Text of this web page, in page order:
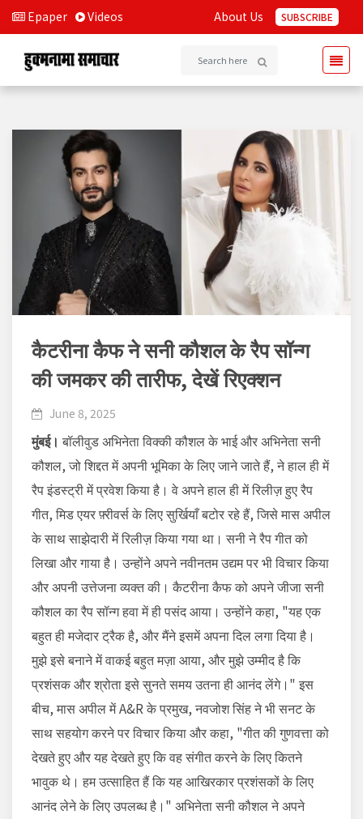
Epaper Videos About Us SUBSCRIBE
कैटरीना कैफ ने सनी कौशल के रैप सॉन्ग
की जमकर की तारीफ, देखें रिएक्शन
June 8, 2025
मुंबई। बॉलीवुड अभिनेता विक्की कौशल के भाई और अभिनेता सनी
कौशल, जो शिद्दत में अपनी भूमिका के लिए जाने जाते हैं, ने हाल ही में
रैप इंडस्ट्री में प्रवेश किया है। वे अपने हाल ही में रिलीज़ हुए रैप
गीत, मिड एयर फ़्रीवर्स के लिए सुर्खियाँ बटोर रहे हैं, जिसे मास अपील
के साथ साझेदारी में रिलीज़ किया गया था। सनी ने रैप गीत को
लिखा और गाया है। उन्होंने अपने नवीनतम उद्यम पर भी विचार किया
और अपनी उत्तेजना व्यक्त की। कैटरीना कैफ को अपने जीजा सनी
कौशल का रैप सॉन्ग हवा में ही पसंद आया। उन्होंने कहा, "यह एक
बहुत ही मजेदार ट्रैक है, और मैंने इसमें अपना दिल लगा दिया है।
मुझे इसे बनाने में वाकई बहुत मज़ा आया, और मुझे उम्मीद है कि
प्रशंसक और श्रोता इसे सुनते समय उतना ही आनंद लेंगे।" इस
बीच, मास अपील में A&R के प्रमुख, नवजोश सिंह ने भी सनट के
साथ सहयोग करने पर विचार किया और कहा, "गीत की गुणवत्ता को
देखते हुए और यह देखते हुए कि वह संगीत करने के लिए कितने
भावुक थे। हम उत्साहित हैं कि यह आखिरकार प्रशंसकों के लिए
आनंद लेने के लिए उपलब्ध है।" अभिनेता सनी कौशल ने अपने